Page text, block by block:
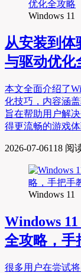
Windows 11
从安装到体
与驱动优化
本文全面介绍了
化技巧，内容涵
旨在帮助用户解
得更流畅的游戏
2026-07-06118 阅
Windows 11
Windows
全攻略，手
很多用户在尝试